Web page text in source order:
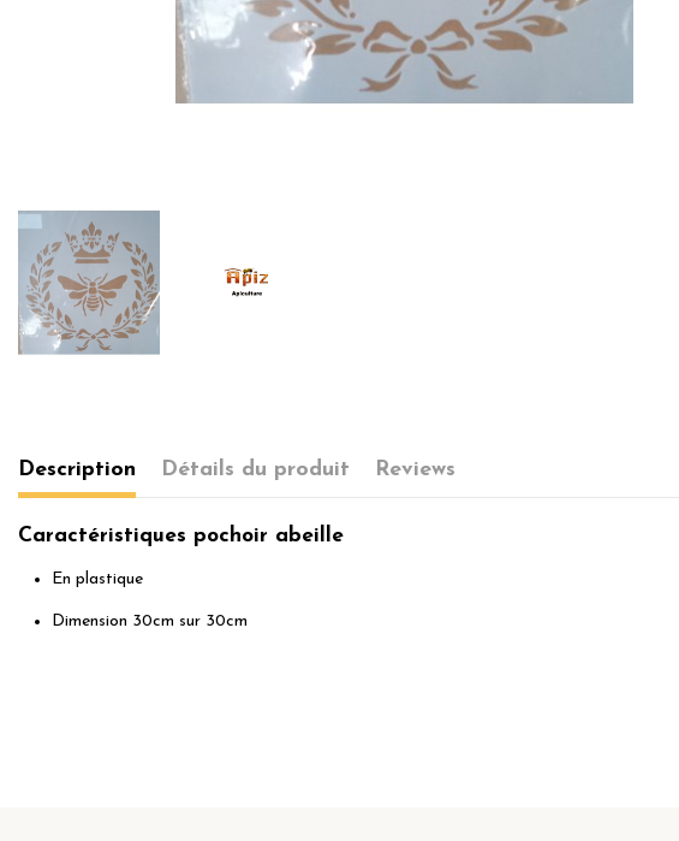
Description Détails du produit Reviews
Caractéristiques pochoir abeille
En plastique
Dimension 30cm sur 30cm